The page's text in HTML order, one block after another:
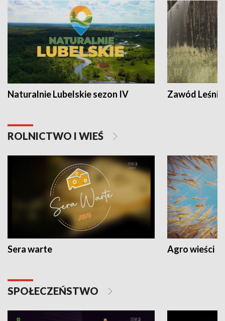
Naturalnie Lubelskie sezon IV Zawód Leśnik
ROLNICTWO I WIEŚ
Sera warte Agro wieści
SPOŁECZEŃSTWO